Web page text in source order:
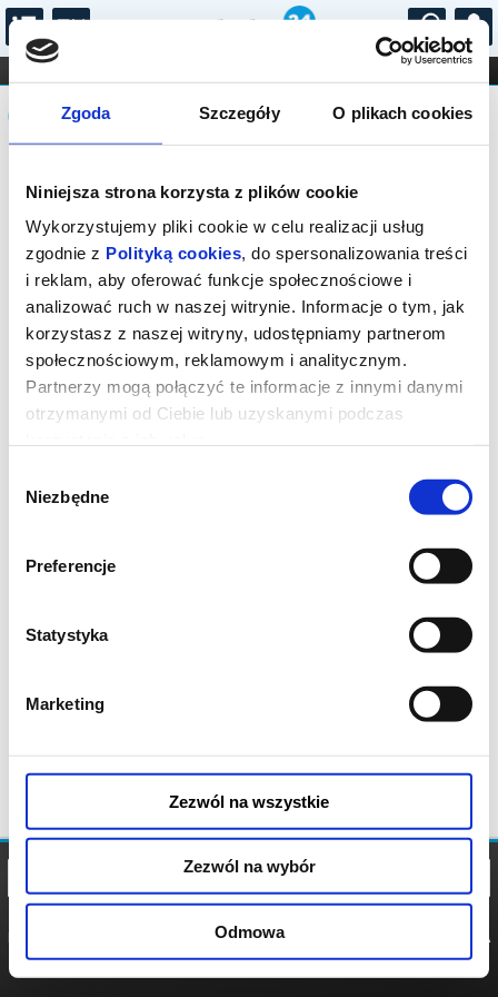
Zgoda Szczegóły O plikach cookies
Niniejsza strona korzysta z plików cookie
Wykorzystujemy pliki cookie w celu realizacji usług
zgodnie z Polityką cookies, do spersonalizowania treści
i reklam, aby oferować funkcje społecznościowe i
analizować ruch w naszej witrynie. Informacje o tym, jak
korzystasz z naszej witryny, udostępniamy partnerom
społecznościowym, reklamowym i analitycznym.
Partnerzy mogą połączyć te informacje z innymi danymi
otrzymanymi od Ciebie lub uzyskanymi podczas
zgody
Niezbędne
Preferencje
Statystyka
Marketing
Zezwól na wszystkie
Zezwól na wybór
Odmowa
...
FILHARMONIA OPERA I BALET
STAND-UP
DLA DZIECI
Komunikat
Sprzedaż on-line została zakończona,
sprawdź dostępność biletów w kasie.
POLITYKA
POLITYKA